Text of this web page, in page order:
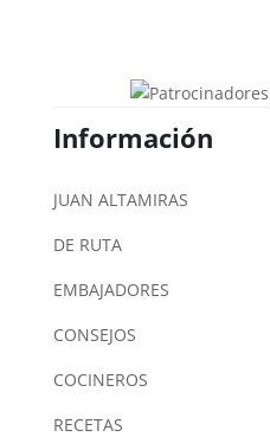
Información
JUAN ALTAMIRAS
DE RUTA
EMBAJADORES
CONSEJOS
COCINEROS
RECETAS